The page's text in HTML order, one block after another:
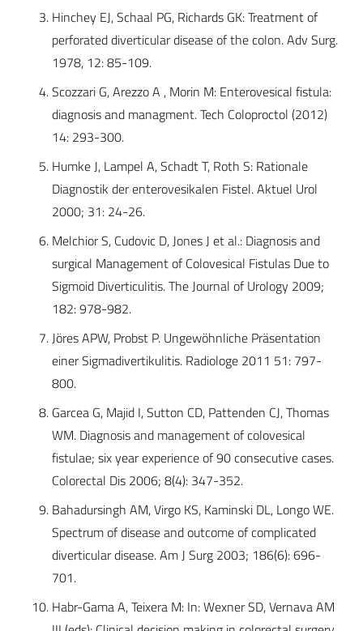
Hinchey EJ, Schaal PG, Richards GK: Treatment of
perforated diverticular disease of the colon. Adv Surg.
1978, 12: 85-109.
Scozzari G, Arezzo A , Morin M: Enterovesical fistula:
diagnosis and managment. Tech Coloproctol (2012)
14: 293-300.
Humke J, Lampel A, Schadt T, Roth S: Rationale
Diagnostik der enterovesikalen Fistel. Aktuel Urol
2000; 31: 24-26.
Melchior S, Cudovic D, Jones J et al.: Diagnosis and
surgical Management of Colovesical Fistulas Due to
Sigmoid Diverticulitis. The Journal of Urology 2009;
182: 978-982.
Jöres APW, Probst P. Ungewöhnliche Präsentation
einer Sigmadivertikulitis. Radiologe 2011 51: 797-
800.
Garcea G, Majid I, Sutton CD, Pattenden CJ, Thomas
WM. Diagnosis and management of colovesical
fistulae; six year experience of 90 consecutive cases.
Colorectal Dis 2006; 8(4): 347-352.
Bahadursingh AM, Virgo KS, Kaminski DL, Longo WE.
Spectrum of disease and outcome of complicated
diverticular disease. Am J Surg 2003; 186(6): 696-
701.
Habr-Gama A, Teixera M: In: Wexner SD, Vernava AM